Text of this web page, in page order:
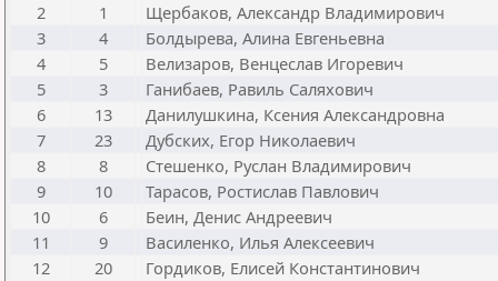
2
1
Щербаков, Александр Владимирович
3
4
Болдырева, Алина Евгеньевна
4
5
Велизаров, Венцеслав Игоревич
5
3
Ганибаев, Равиль Саляхович
6
13
Данилушкина, Ксения Александровна
7
23
Дубских, Егор Николаевич
8
8
Стешенко, Руслан Владимирович
9
10
Тарасов, Ростислав Павлович
10
6
Беин, Денис Андреевич
11
9
Василенко, Илья Алексеевич
12
20
Гордиков, Елисей Константинович